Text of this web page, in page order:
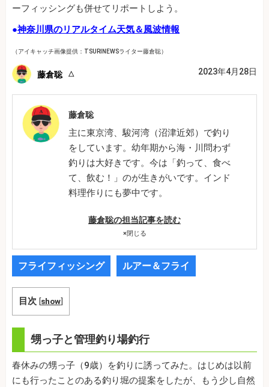
ーフィッシングも併せてリポートしよう。
●神奈川県のリアルタイム天気＆風波情報
（アイキャッチ画像提供：TSURINEWSライター藤倉聡）
藤倉聡 2023年4月28日
藤倉聡
主に東京湾、駿河湾（沼津近郊）で釣り
をしています。幼年期から海・川問わず
釣りは大好きです。今は「釣って、食べ
て、飲む！」のが生きがいです。インド
料理作りにも夢中です。
藤倉聡の担当記事を読む
×閉じる
フライフィッシング ルアー＆フライ
目次 [show]
甥っ子と管理釣り場釣行
春休みの甥っ子（9歳）を釣りに誘ってみた。はじめは以前
にも行ったことのある釣り堀の提案をしたが、もう少し自然